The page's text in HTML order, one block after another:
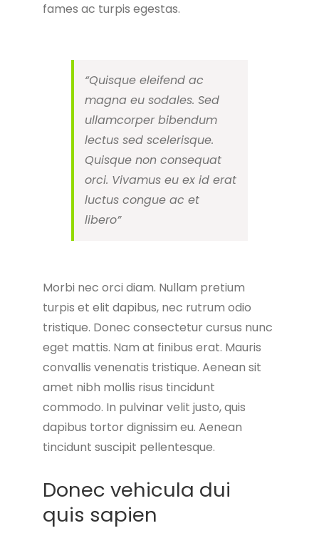
fames ac turpis egestas.
“Quisque eleifend ac
magna eu sodales. Sed
ullamcorper bibendum
lectus sed scelerisque.
Quisque non consequat
orci. Vivamus eu ex id erat
luctus congue ac et
libero”
Morbi nec orci diam. Nullam pretium
turpis et elit dapibus, nec rutrum odio
tristique. Donec consectetur cursus nunc
eget mattis. Nam at finibus erat. Mauris
convallis venenatis tristique. Aenean sit
amet nibh mollis risus tincidunt
commodo. In pulvinar velit justo, quis
dapibus tortor dignissim eu. Aenean
tincidunt suscipit pellentesque.
Donec vehicula dui
quis sapien